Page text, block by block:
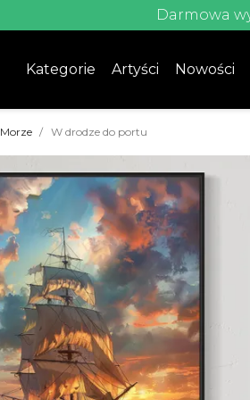
Darmowa
Kategorie Artyści Nowości
Morze W drodze do portu